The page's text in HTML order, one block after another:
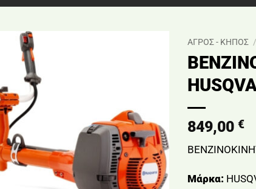
ΑΓΡΟΣ - ΚΗΠΟΣ /
849,00 €
Μάρκα: